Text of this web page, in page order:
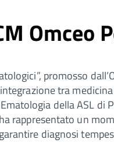
Omceo
promosso
tra
della ASL di
rappresentato un
diagnosi